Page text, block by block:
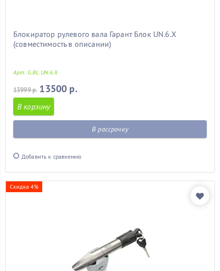
Блокиратор рулевого вала Гарант Блок UN.6.X
(совместимость в описании)
Арт. G.BL.UN.6.X
13999 р. 13500 р.
В корзину
В рассрочку
Добавить к сравнению
Скидка 4%